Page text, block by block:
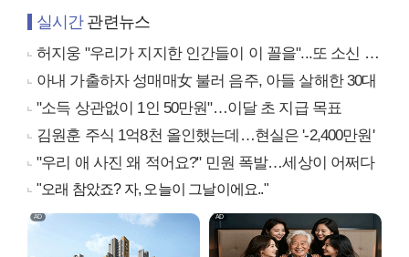
실시간관련뉴스
허지웅 "우리가 지지한 인간들이 이 꼴을"...또 소신 발언
아내 가출하자 성매매女 불러 음주, 아들 살해한 30대
"소득 상관없이 1인 50만원"…이달 초 지급 목표
김원훈 주식 1억8천 올인했는데…현실은 '-2,400만원'
"우리 애 사진 왜 적어요?" 민원 폭발…세상이 어쩌다
"오래 참았죠? 자, 오늘이 그날이에요.."